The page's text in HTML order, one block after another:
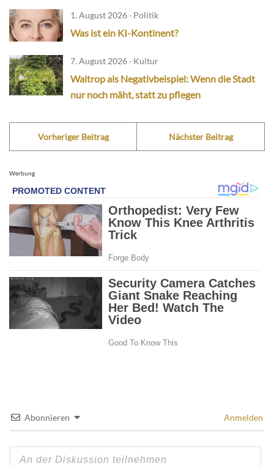
1. August 2026 · Politik
Was ist ein KI-Kontinent?
7. August 2026 · Kultur
Waltrop als Negativbeispiel: Wenn die Stadt
nur noch mäht, statt zu pflegen
Vorheriger Beitrag Nächster Beitrag
Werbung
Abonnieren Anmelden